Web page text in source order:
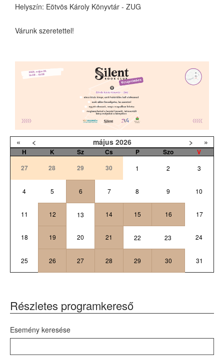
Helyszín: Eötvös Károly Könyvtár - ZUG
Várunk szeretettel!
« < május 2026 > »
H K Sz Cs P Szo
V
27
28 29 30 1 2 3
4 5 6 7 8 9 10
11 12 13 14 15 16 17
18 19 20 21 22 23 24
25 26 27 28 29 30 31
Részletes programkereső
Esemény keresése